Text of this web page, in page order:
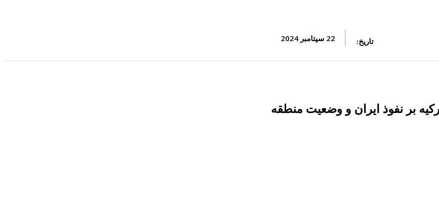
تاریخ: 22 سپتامبر 2024
بر نفوذ ایران و وضعیت منطقه